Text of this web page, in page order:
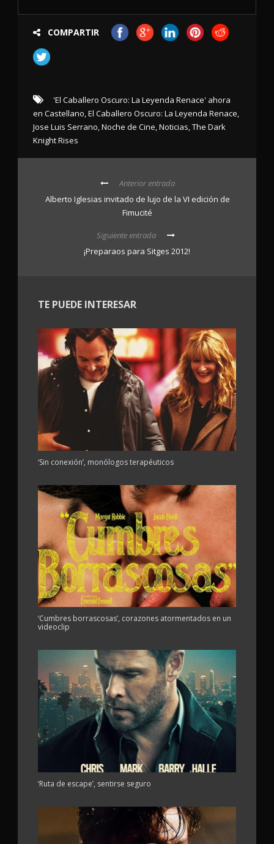
COMPARTIR
'El Caballero Oscuro: La Leyenda Renace' ahora
en Castellano,El Caballero Oscuro: La Leyenda Renace,
Jose Luis Serrano,Noche de Cine,Noticias,The Dark
Knight Rises
Anterior entrada
Alberto Iglesias invitado de lujo de la VI edición de
Fimucité
Siguiente entrada
¡Preparaos para Sitges 2012!
TE PUEDE INTERESAR
‘Sin conexión’, monólogos terapéuticos
‘Cumbres borrascosas’, corazones atormentados en un
videoclip
‘Ruta de escape’, sentirse seguro